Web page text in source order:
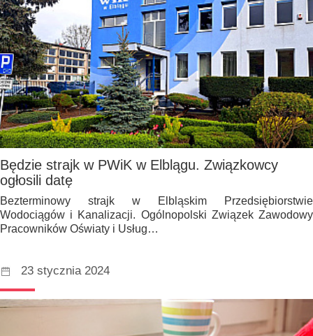
Będzie strajk w PWiK w Elblągu. Związkowcy
ogłosili datę
Bezterminowy strajk w Elbląskim Przedsiębiorstwie
Wodociągów i Kanalizacji. Ogólnopolski Związek Zawodowy
Pracowników Oświaty i Usług…
23 stycznia 2024